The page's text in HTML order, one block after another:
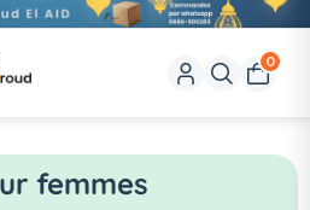
0
femmes